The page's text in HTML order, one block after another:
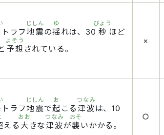
トラフ地震
じしん
の揺
ゆ
れは、30 秒
びょう
ほど
予想
よそう
されている。
×
トラフ地震
じしん
で起
お
こる 津波
つなみ
は、10
える 大
おお
きな 津波
つなみ
が襲
おそ
いかかる。
○